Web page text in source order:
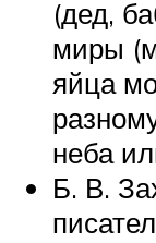
(дед,
миры
яйца
неба
Б. В.